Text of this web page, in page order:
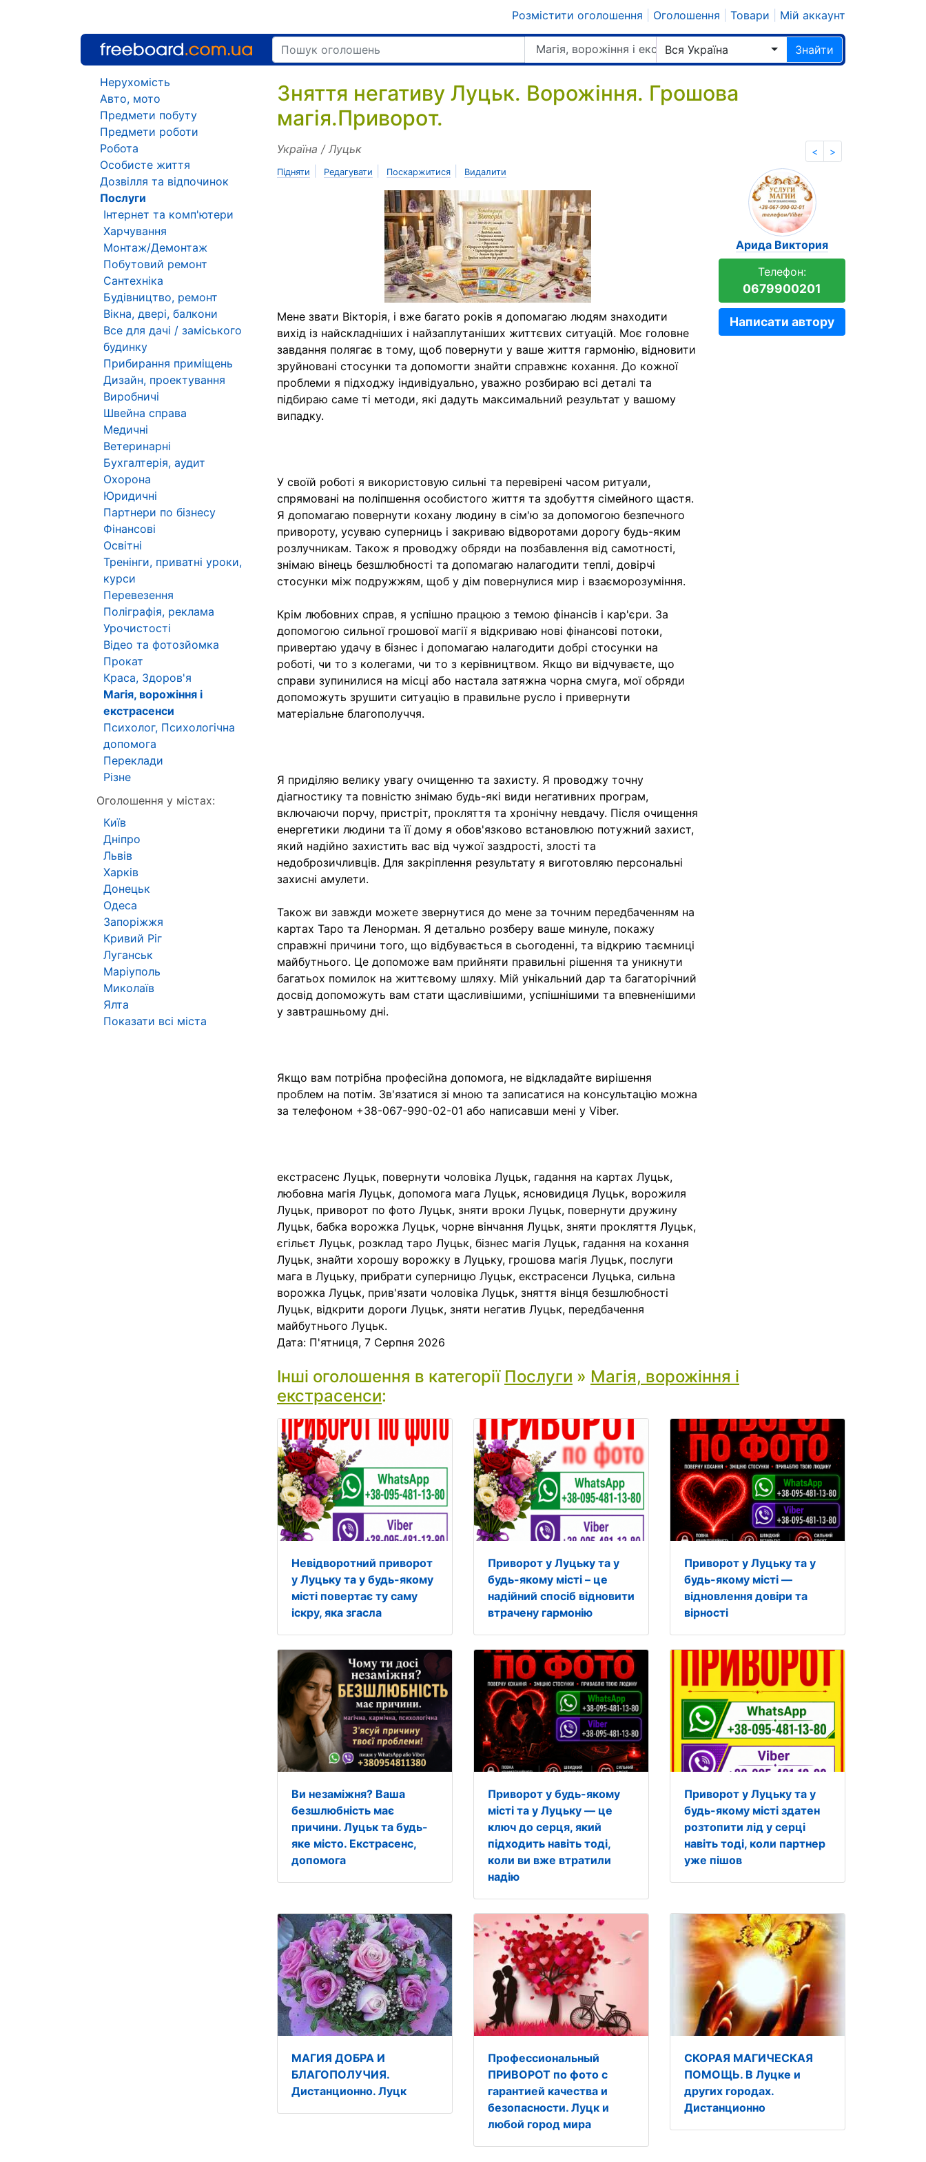
Розмістити оголошення Оголошення Товари Мій аккаунт
Магія, ворожіння і екстрасенси
Вся Україна Знайти
Зняття негативу Луцьк. Ворожіння. Грошова
магія.Приворoт.
< >
Україна / Луцьк
Підняти Редагувати Поскаржитися Видалити
Мене звати Вікторія, і вже багато років я допомагаю людям знаходити
вихід із найскладніших і найзаплутаніших життєвих ситуацій. Моє головне
завдання полягає в тому, щоб повернути у ваше життя гармонію, відновити
зруйновані стосунки та допомогти знайти справжнє кохання. До кожної
проблеми я підходжу індивідуально, уважно розбираю всі деталі та
підбираю саме ті методи, які дадуть максимальний результат у вашому
випадку.
У своїй роботі я використовую сильні та перевірені часом ритуали,
спрямовані на поліпшення особистого життя та здобуття сімейного щастя.
Я допомагаю повернути кохану людину в сім'ю за допомогою безпечного
привороту, усуваю суперниць і закриваю відворотами дорогу будь-яким
розлучникам. Також я проводжу обряди на позбавлення від самотності,
знімаю вінець безшлюбності та допомагаю налагодити теплі, довірчі
стосунки між подружжям, щоб у дім повернулися мир і взаєморозуміння.
Крім любовних справ, я успішно працюю з темою фінансів і кар'єри. За
допомогою сильної грошової магії я відкриваю нові фінансові потоки,
привертаю удачу в бізнес і допомагаю налагодити добрі стосунки на
роботі, чи то з колегами, чи то з керівництвом. Якщо ви відчуваєте, що
справи зупинилися на місці або настала затяжна чорна смуга, мої обряди
допоможуть зрушити ситуацію в правильне русло і привернути
матеріальне благополуччя.
Я приділяю велику увагу очищенню та захисту. Я проводжу точну
діагностику та повністю знімаю будь-які види негативних програм,
включаючи порчу, пристріт, прокляття та хронічну невдачу. Після очищення
енергетики людини та її дому я обов'язково встановлюю потужний захист,
який надійно захистить вас від чужої заздрості, злості та
недоброзичливців. Для закріплення результату я виготовляю персональні
захисні амулети.
Також ви завжди можете звернутися до мене за точним передбаченням на
картах Таро та Ленорман. Я детально розберу ваше минуле, покажу
справжні причини того, що відбувається в сьогоденні, та відкрию таємниці
майбутнього. Це допоможе вам прийняти правильні рішення та уникнути
багатьох помилок на життєвому шляху. Мій унікальний дар та багаторічний
досвід допоможуть вам стати щасливішими, успішнішими та впевненішими
у завтрашньому дні.
Якщо вам потрібна професійна допомога, не відкладайте вирішення
проблем на потім. Зв'язатися зі мною та записатися на консультацію можна
за телефоном +38-067-990-02-01 або написавши мені у Viber.
екстрасенс Луцьк, повернути чоловіка Луцьк, гадання на картах Луцьк,
любовна магія Луцьк, допомога мага Луцьк, ясновидиця Луцьк, ворожиля
Луцьк, приворот по фото Луцьк, зняти вроки Луцьк, повернути дружину
Луцьк, бабка ворожка Луцьк, чорне вінчання Луцьк, зняти прокляття Луцьк,
єгільєт Луцьк, розклад таро Луцьк, бізнес магія Луцьк, гадання на кохання
Луцьк, знайти хорошу ворожку в Луцьку, грошова магія Луцьк, послуги
мага в Луцьку, прибрати суперницю Луцьк, екстрасенси Луцька, сильна
ворожка Луцьк, прив'язати чоловіка Луцьк, зняття вінця безшлюбності
Луцьк, відкрити дороги Луцьк, зняти негатив Луцьк, передбачення
майбутнього Луцьк.
Дата: П'ятниця, 7 Серпня 2026
Арида Виктория
Телефон:
0679900201
Написати автору
Інші оголошення в категорії Послуги » Магія, ворожіння і
екстрасенси:
Невідворотний приворот
у Луцьку та у будь-якому
місті повертає ту саму
іскру, яка згасла
Приворот у Луцьку та у
будь-якому місті – це
надійний спосіб відновити
втрачену гармонію
Приворот у Луцьку та у
будь-якому місті —
відновлення довіри та
вірності
Ви незаміжня? Ваша
безшлюбність має
причини. Луцьк та будь-
яке місто. Екстрасенс,
допомога
Приворот у будь-якому
місті та у Луцьку — це
ключ до серця, який
підходить навіть тоді,
коли ви вже втратили
надію
Приворот у Луцьку та у
будь-якому місті здатен
розтопити лід у серці
навіть тоді, коли партнер
уже пішов
МАГИЯ ДОБРА И
БЛАГОПОЛУЧИЯ.
Дистанционно. Луцк
Профессиональный
ПРИВОРОТ по фото с
гарантией качества и
безопасности. Луцк и
любой город мира
СКОРАЯ МАГИЧЕСКАЯ
ПОМОЩЬ. В Луцке и
других городах.
Дистанционно
Нерухомість
Авто, мото
Предмети побуту
Предмети роботи
Робота
Особисте життя
Дозвілля та відпочинок
Послуги
Інтернет та комп'ютери
Харчування
Монтаж/Демонтаж
Побутовий ремонт
Сантехніка
Будівництво, ремонт
Вікна, двері, балкони
Все для дачі / заміського
будинку
Прибирання приміщень
Дизайн, проектування
Виробничі
Швейна справа
Медичні
Ветеринарні
Бухгалтерія, аудит
Охорона
Юридичні
Партнери по бізнесу
Фінансові
Освітні
Тренінги, приватні уроки,
курси
Перевезення
Поліграфія, реклама
Урочистості
Відео та фотозйомка
Прокат
Краса, Здоров'я
Магія, ворожіння і
екстрасенси
Психолог, Психологічна
допомога
Переклади
Різне
Оголошення у містах:
Київ
Дніпро
Львів
Харків
Донецьк
Одеса
Запоріжжя
Кривий Ріг
Луганськ
Маріуполь
Миколаїв
Ялта
Показати всі міста